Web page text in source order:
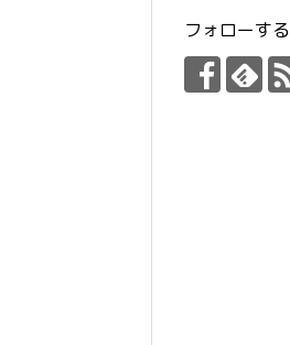
フォローする